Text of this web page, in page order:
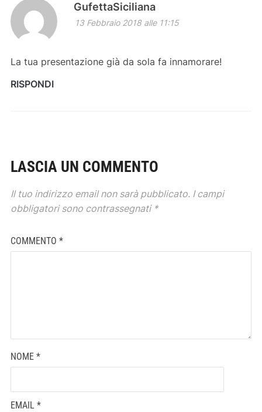
GufettaSiciliana
13 Febbraio 2018 alle 11:15
La tua presentazione già da sola fa innamorare!
RISPONDI
LASCIA UN COMMENTO
Il tuo indirizzo email non sarà pubblicato. I campi
obbligatori sono contrassegnati *
COMMENTO *
NOME *
EMAIL *